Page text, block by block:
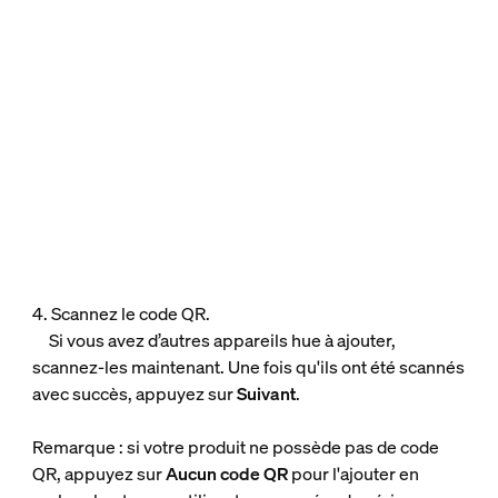
4. Scannez le code QR.
Si vous avez d’autres appareils hue à ajouter,
scannez-les maintenant. Une fois qu'ils ont été scannés
avec succès, appuyez surSuivant.
Remarque : si votre produit ne possède pas de code
QR, appuyez surAucun code QRpour l'ajouter en